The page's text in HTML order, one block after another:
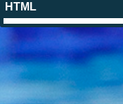
HTML